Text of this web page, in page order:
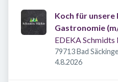
Koch für
Gastronomie
EDEKA
79713 Bad
Veröffentlicht
4.8.2026